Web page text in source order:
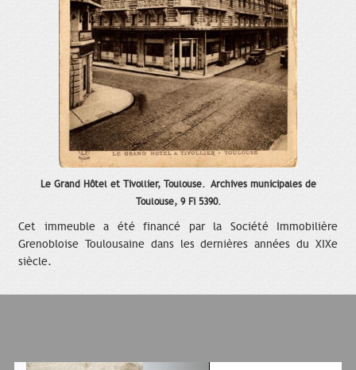
Le Grand Hôtel et Tivollier, Toulouse. Archives municipales de
Toulouse, 9 Fi 5390.
Cet immeuble a été financé par la Société Immobilière
Grenobloise Toulousaine dans les dernières années du XIXe
siècle.